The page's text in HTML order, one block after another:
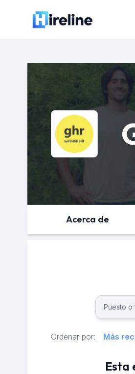
Acerca de
Ordenar por: Más
Esta